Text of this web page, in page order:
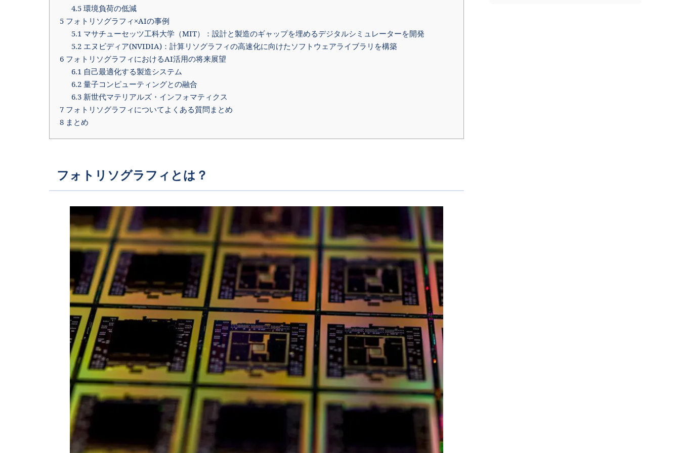
4.5環境負荷の低減
5 フォトリソグラフィ×AIの事例
5.1 マサチューセッツ工科大学（MIT）：設計と製造のギャップを埋めるデジタルシミュレーターを開発
5.2エヌビディア(NVIDIA)：計算リソグラフィの高速化に向けたソフトウェアライブラリを構築
6 フォトリソグラフィにおけるAI活用の将来展望
6.1 自己最適化する製造システム
6.2量子コンピューティングとの融合
6.3新世代マテリアルズ・インフォマティクス
7 フォトリソグラフィについてよくある質問まとめ
8 まとめ
フォトリソグラフィとは？